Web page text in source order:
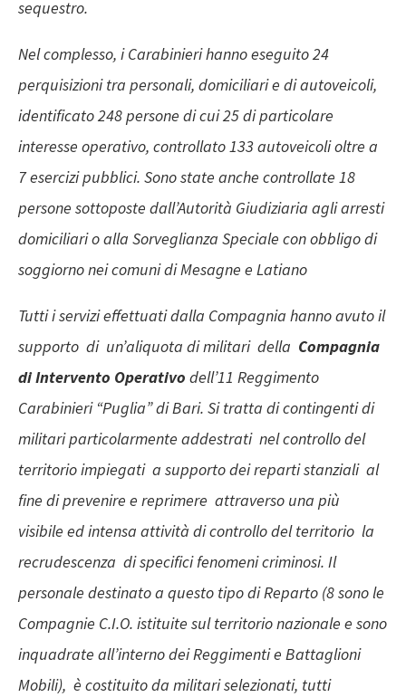
sequestro.
Nel complesso, i Carabinieri hanno eseguito 24
perquisizioni tra personali, domiciliari e di autoveicoli,
identificato 248 persone di cui 25 di particolare
interesse operativo, controllato 133 autoveicoli oltre a
7 esercizi pubblici. Sono state anche controllate 18
persone sottoposte dall’Autorità Giudiziaria agli arresti
domiciliari o alla Sorveglianza Speciale con obbligo di
soggiorno nei comuni di Mesagne e Latiano
Tutti i servizi effettuati dalla Compagnia hanno avuto il
supporto di un’aliquota di militari della Compagnia
di Intervento Operativo dell’11 Reggimento
Carabinieri “Puglia” di Bari. Si tratta di contingenti di
militari particolarmente addestrati nel controllo del
territorio impiegati a supporto dei reparti stanziali al
fine di prevenire e reprimere attraverso una più
visibile ed intensa attività di controllo del territorio la
recrudescenza di specifici fenomeni criminosi. Il
personale destinato a questo tipo di Reparto (8 sono le
Compagnie C.I.O. istituite sul territorio nazionale e sono
inquadrate all’interno dei Reggimenti e Battaglioni
Mobili), è costituito da militari selezionati, tutti